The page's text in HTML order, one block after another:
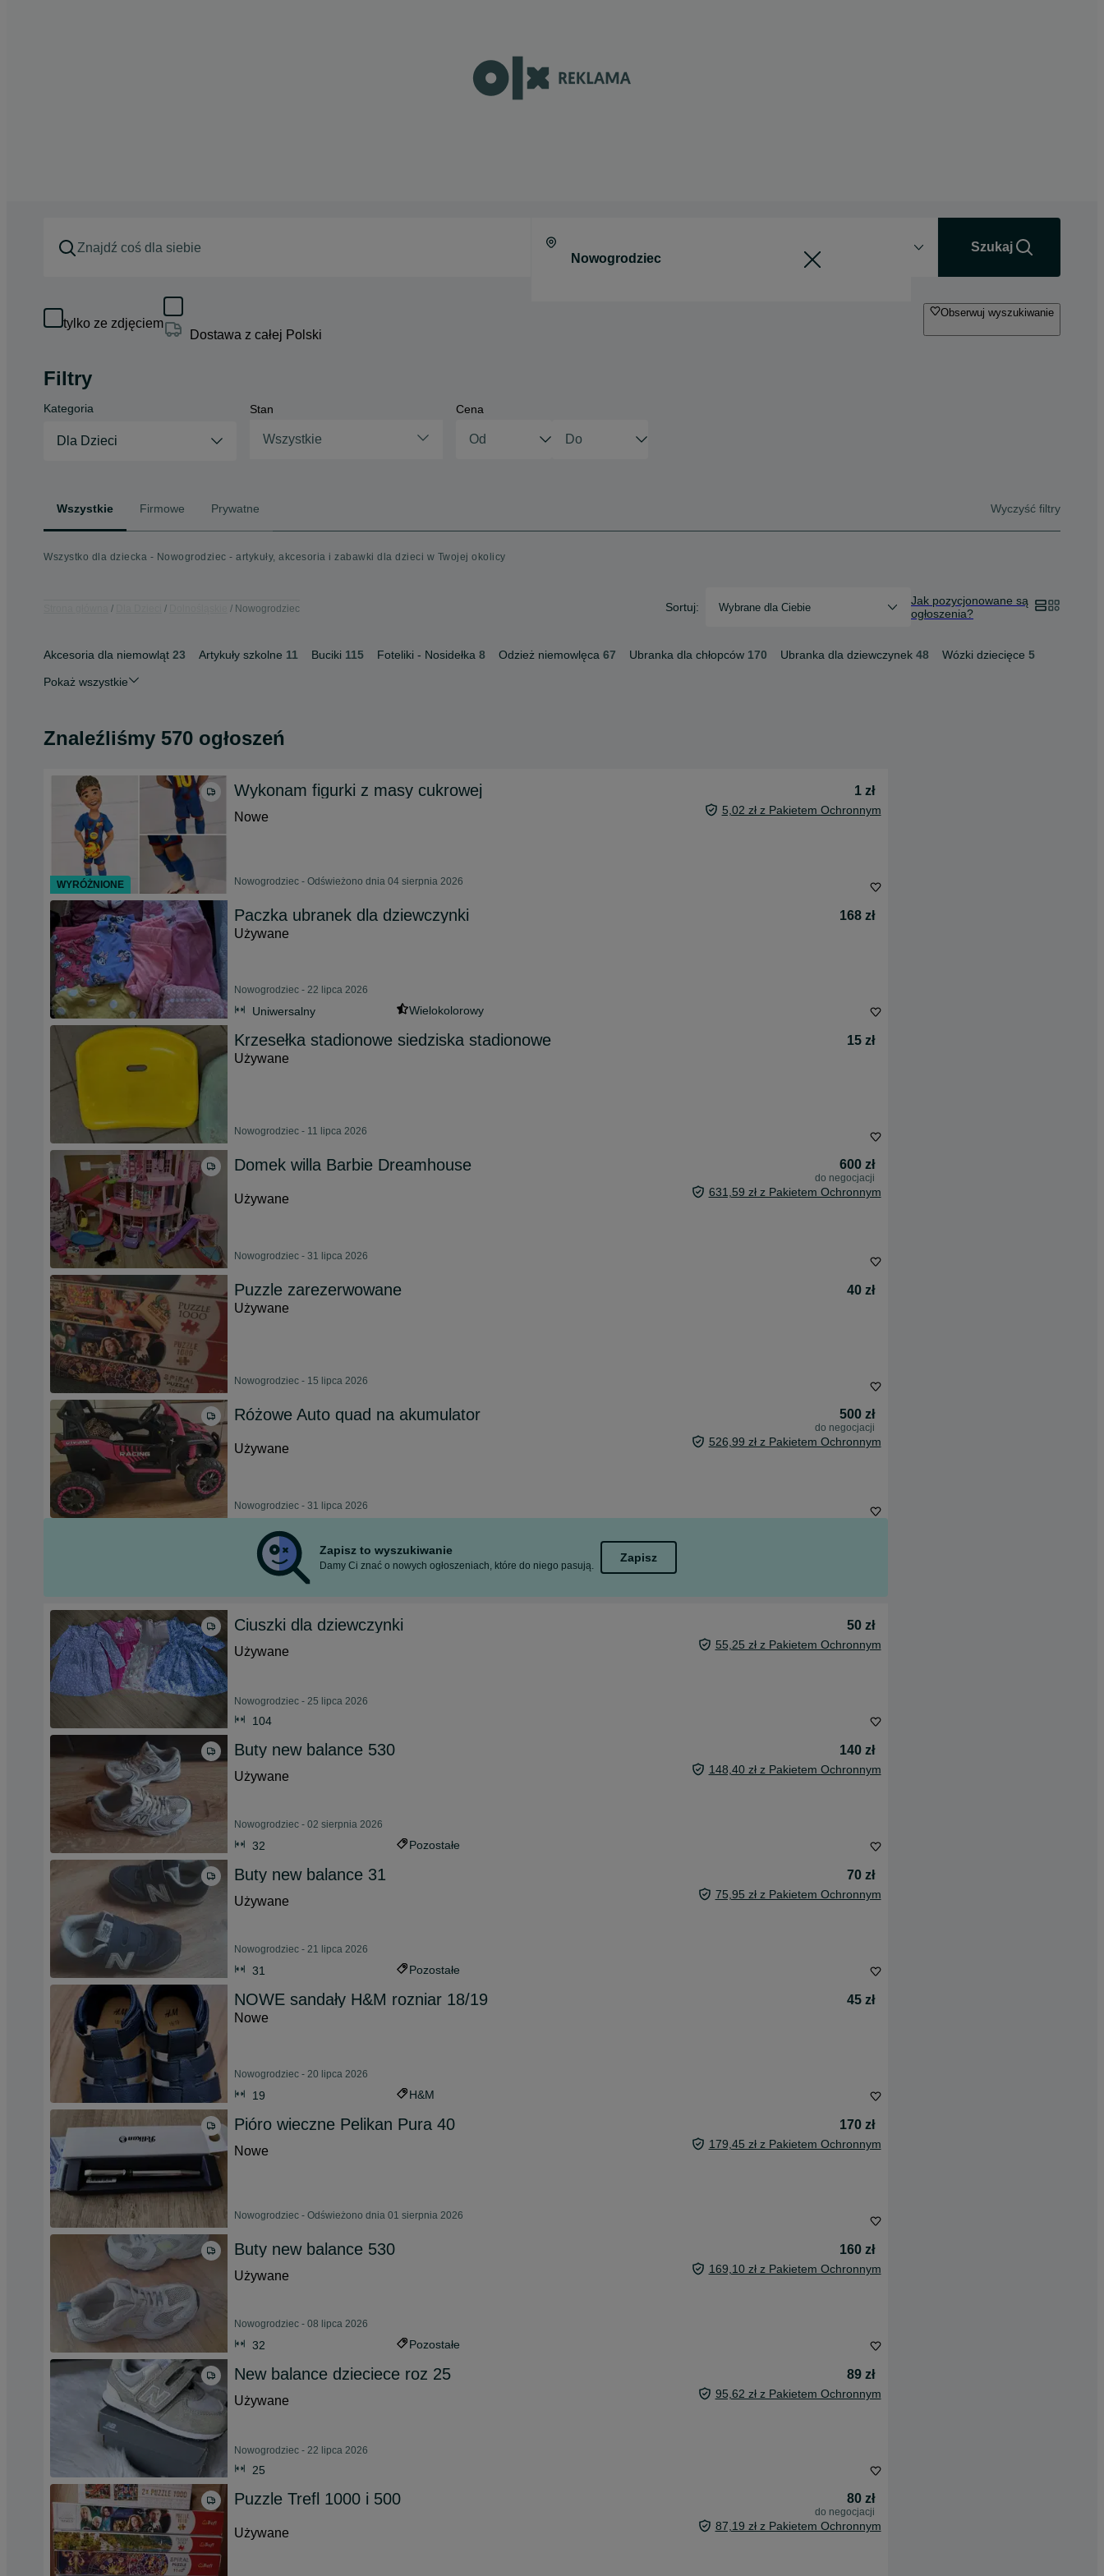
Szukaj
tylko ze zdjęciem
Dostawa z całej Polski
Obserwuj wyszukiwanie
Filtry
Kategoria
Dla Dzieci
Stan
Wszystkie
Cena
Wszystkie Firmowe Prywatne Wyczyść filtry
Wszystko dla dziecka - Nowogrodziec - artykuły, akcesoria i zabawki dla dzieci w Twojej okolicy
Nowogrodziec Sortuj: Wybrane dla Ciebie
Jak pozycjonowane są
ogłoszenia?
Akcesoria dla niemowląt 23 Artykuły szkolne 11 Buciki 115 Foteliki - Nosidełka 8 Odzież niemowlęca 67 Ubranka dla chłopców 170 Ubranka dla dziewczynek 48 Wózki dziecięce 5
Pokaż wszystkie
Znaleźliśmy 570 ogłoszeń
Wykonam figurki z masy cukrowej
1 zł
Nowe
5,02 zł z Pakietem Ochronnym
Nowogrodziec - Odświeżono dnia 04 sierpnia 2026
Paczka ubranek dla dziewczynki
168 zł
Używane
Nowogrodziec - 22 lipca 2026
Uniwersalny Wielokolorowy
Krzesełka stadionowe siedziska stadionowe
15 zł
Używane
Nowogrodziec - 11 lipca 2026
Domek willa Barbie Dreamhouse 600 zł
do negocjacji
Używane 631,59 zł z Pakietem Ochronnym
Nowogrodziec - 31 lipca 2026
Puzzle zarezerwowane
40 zł
Używane
Nowogrodziec - 15 lipca 2026
Różowe Auto quad na akumulator 500 zł
do negocjacji
Używane 526,99 zł z Pakietem Ochronnym
Nowogrodziec - 31 lipca 2026
Zapisz to wyszukiwanie
Damy Ci znać o nowych ogłoszeniach, które do niego pasują.
Zapisz
Ciuszki dla dziewczynki
50 zł
Używane
55,25 zł z Pakietem Ochronnym
Nowogrodziec - 25 lipca 2026
104
Buty new balance 530
140 zł
Używane
148,40 zł z Pakietem Ochronnym
Nowogrodziec - 02 sierpnia 2026
32 Pozostałe
Buty new balance 31
70 zł
Używane
75,95 zł z Pakietem Ochronnym
Nowogrodziec - 21 lipca 2026
31 Pozostałe
NOWE sandały H&M rozniar 18/19
45 zł
Nowe
Nowogrodziec - 20 lipca 2026
19 H&M
Pióro wieczne Pelikan Pura 40
170 zł
Nowe
179,45 zł z Pakietem Ochronnym
Nowogrodziec - Odświeżono dnia 01 sierpnia 2026
Buty new balance 530
160 zł
Używane
169,10 zł z Pakietem Ochronnym
Nowogrodziec - 08 lipca 2026
32 Pozostałe
New balance dzieciece roz 25
89 zł
Używane
95,62 zł z Pakietem Ochronnym
Nowogrodziec - 22 lipca 2026
25
Puzzle Trefl 1000 i 500 80 zł
do negocjacji
Używane 87,19 zł z Pakietem Ochronnym
WYRÓŻNIONE